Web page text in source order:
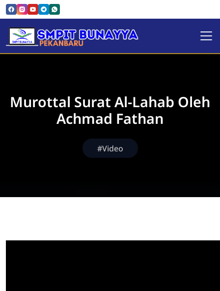
SMPIT Bunayya Pekanbaru
Murottal Surat Al-Lahab Oleh
Achmad Fathan
#Video